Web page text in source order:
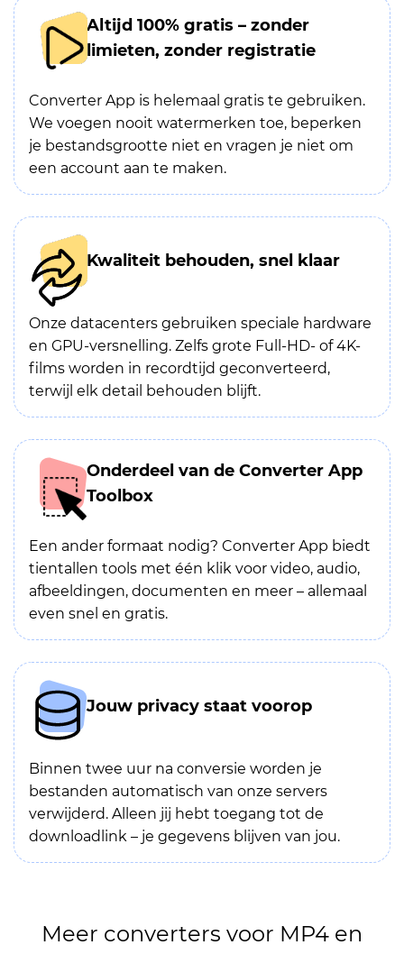
Altijd 100% gratis – zonder
limieten, zonder registratie
Converter App is helemaal gratis te gebruiken.
We voegen nooit watermerken toe, beperken
je bestandsgrootte niet en vragen je niet om
een account aan te maken.
Kwaliteit behouden, snel klaar
Onze datacenters gebruiken speciale hardware
en GPU-versnelling. Zelfs grote Full-HD- of 4K-
films worden in recordtijd geconverteerd,
terwijl elk detail behouden blijft.
Onderdeel van de Converter App
Toolbox
Een ander formaat nodig? Converter App biedt
tientallen tools met één klik voor video, audio,
afbeeldingen, documenten en meer – allemaal
even snel en gratis.
Jouw privacy staat voorop
Binnen twee uur na conversie worden je
bestanden automatisch van onze servers
verwijderd. Alleen jij hebt toegang tot de
downloadlink – je gegevens blijven van jou.
Meer converters voor MP4 en